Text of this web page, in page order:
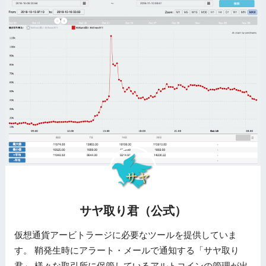
サヤ取り君（公式）
仮想通貨アービトラージに必要なツールを提供していま
す。 鞘発生時にアラート・メールで通知する「サヤ取り